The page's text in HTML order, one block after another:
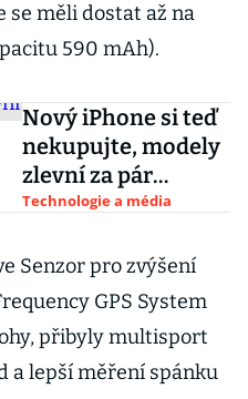
se měli dostat až na
590 mAh).
Nový iPhone si teď
nekupujte, modely
zlevní za pár
měsíců
Technologie a média
Senzor pro zvýšení
GPS System
přibyly multisport
a lepší měření spánku